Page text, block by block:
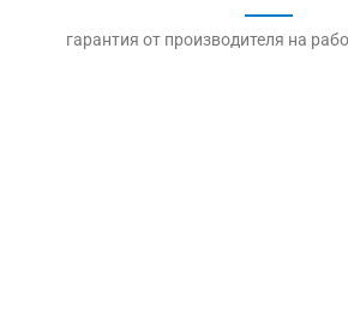
гарантия от производителя на